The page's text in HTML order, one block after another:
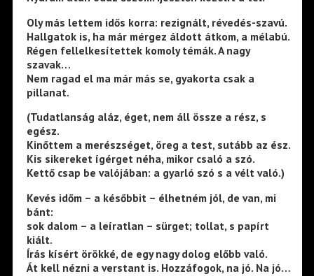
Oly más lettem idős korra: rezignált, révedés-szavú.
Hallgatok is, ha már mérgez áldott átkom, a mélabú.
Régen fellelkesítettek komoly témák. A nagy
szavak…
Nem ragad el ma már más se, gyakorta csak a
pillanat.
(Tudatlanság aláz, éget, nem áll össze a rész, s
egész.
Kinőttem a merészséget, öreg a test, sutább az ész.
Kis sikereket ígérget néha, mikor csaló a szó.
Kettő csap be valójában: a gyarló szó s a vélt való.)
Kevés időm – a későbbit – élhetném jól, de van, mi
bánt:
sok dalom – a leíratlan – sürget; tollat, s papírt
kiált.
Írás kísért örökké, de egy nagy dolog előbb való.
Át kell nézni a verstant is. Hozzáfogok, na jó. Na jó…